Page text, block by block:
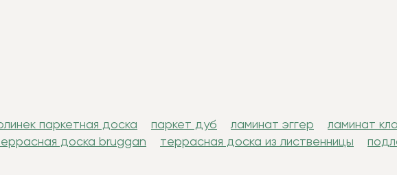
паркетная доска паркет дуб ламинат эггер ламинат
доска bruggan террасная доска из лиственницы